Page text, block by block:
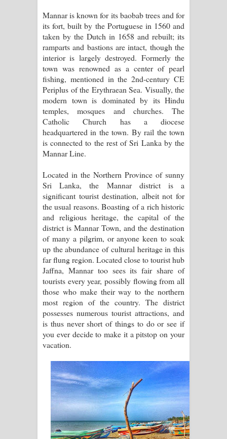
Mannar is known for its baobab trees and for
its fort, built by the Portuguese in 1560 and
taken by the Dutch in 1658 and rebuilt; its
ramparts and bastions are intact, though the
interior is largely destroyed. Formerly the
town was renowned as a center of pearl
fishing, mentioned in the 2nd-century CE
Periplus of the Erythraean Sea. Visually, the
modern town is dominated by its Hindu
temples, mosques and churches. The
Catholic Church has a diocese
headquartered in the town. By rail the town
is connected to the rest of Sri Lanka by the
Mannar Line.
Located in the Northern Province of sunny
Sri Lanka, the Mannar district is a
significant tourist destination, albeit not for
the usual reasons. Boasting of a rich historic
and religious heritage, the capital of the
district is Mannar Town, and the destination
of many a pilgrim, or anyone keen to soak
up the abundance of cultural heritage in this
far flung region. Located close to tourist hub
Jaffna, Mannar too sees its fair share of
tourists every year, possibly flowing from all
those who make their way to the northern
most region of the country. The district
possesses numerous tourist attractions, and
is thus never short of things to do or see if
you ever decide to make it a pitstop on your
vacation.